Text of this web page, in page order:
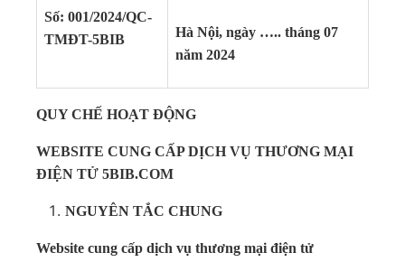
Số: 001/2024/QC-
TMĐT-5BIB
Hà Nội, ngày ….. tháng 07
năm 2024
QUY CHẾ HOẠT ĐỘNG
WEBSITE CUNG CẤP DỊCH VỤ THƯƠNG MẠI
ĐIỆN TỬ 5BIB.COM
NGUYÊN TẮC CHUNG
Website cung cấp dịch vụ thương mại điện tử